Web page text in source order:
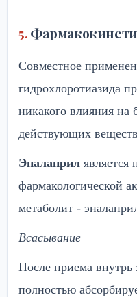
Совместное
гидрохлоротиазида
никакого влияния на
действующих
Эналаприл является
фармакологической
метаболит -
Всасывание
После приема внутрь
полностью